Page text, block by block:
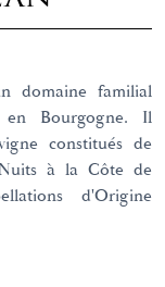
domaine familial
en Bourgogne. Il
constitués de
à la Côte de
d'Origine